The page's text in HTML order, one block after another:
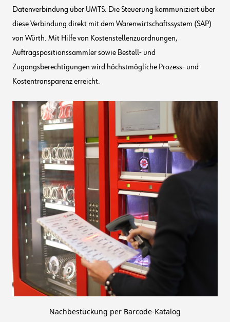
Datenverbindung über UMTS. Die Steuerung kommuniziert über
diese Verbindung direkt mit dem Warenwirtschaftssystem (SAP)
von Würth. Mit Hilfe von Kostenstellenzuordnungen,
Auftragspositionssammler sowie Bestell- und
Zugangsberechtigungen wird höchstmögliche Prozess- und
Kostentransparenz erreicht.
Nachbestückung per Barcode-Katalog